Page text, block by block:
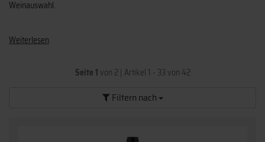
Weinauswahl.
Weiterlesen
Seite 1 von 2 | Artikel 1 - 33 von 42
Filtern nach